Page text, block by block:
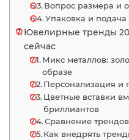
Вопрос размера и
Упаковка и подача
Ювелирные тренды
сейчас
Микс металлов:
образе
Персонализация и
Цветные вставки
бриллиантов
Сравнение
Как внедрять